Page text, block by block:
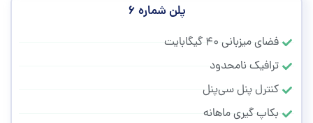
پلن شماره ۶
فضای میزبانی ۴۰ گیگابایت
ترافیک نامحدود
کنترل پنل سی‌پنل
بکاپ گیری ماهانه